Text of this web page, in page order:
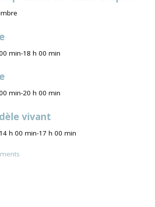
min-18 h 00 min
min-20 h 00 min
vivant
h 00 min-17 h 00 min